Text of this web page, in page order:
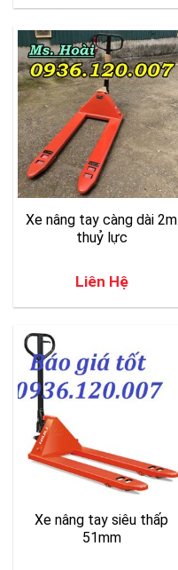
Xe nâng tay càng dài 2m
thuỷ lực
Liên Hệ
Xe nâng tay siêu thấp
51mm